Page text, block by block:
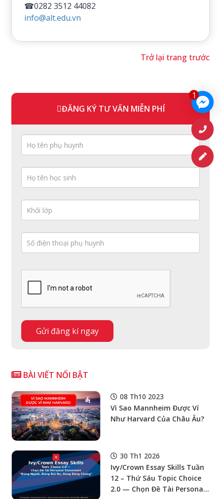
1
☎0282 3512 44082
info@alt.edu.vn
Trở lại trang trước
ĐĂNG KÝ TƯ VẤN MIỄN PHÍ
BÀI VIẾT NỔI BẬT
08 Th10 2023
Vì Sao Mannheim Được Ví
Như Harvard Của Châu Âu?
30 Th1 2026
Ivy/Crown Essay Skills Tuần
12 – Thứ Sáu Topic Choice
2.0 — Chọn Đề Tài Personal